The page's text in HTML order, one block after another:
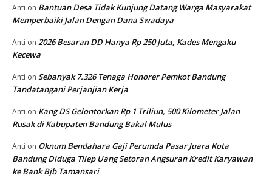
Anti on Bantuan Desa Tidak Kunjung Datang Warga Masyarakat
Memperbaiki Jalan Dengan Dana Swadaya
Anti on 2026 Besaran DD Hanya Rp 250 Juta, Kades Mengaku
Kecewa
Anti on Sebanyak 7.326 Tenaga Honorer Pemkot Bandung
Tandatangani Perjanjian Kerja
Anti on Kang DS Gelontorkan Rp 1 Triliun, 500 Kilometer Jalan
Rusak di Kabupaten Bandung Bakal Mulus
Anti on Oknum Bendahara Gaji Perumda Pasar Juara Kota
Bandung Diduga Tilep Uang Setoran Angsuran Kredit Karyawan
ke Bank Bjb Tamansari